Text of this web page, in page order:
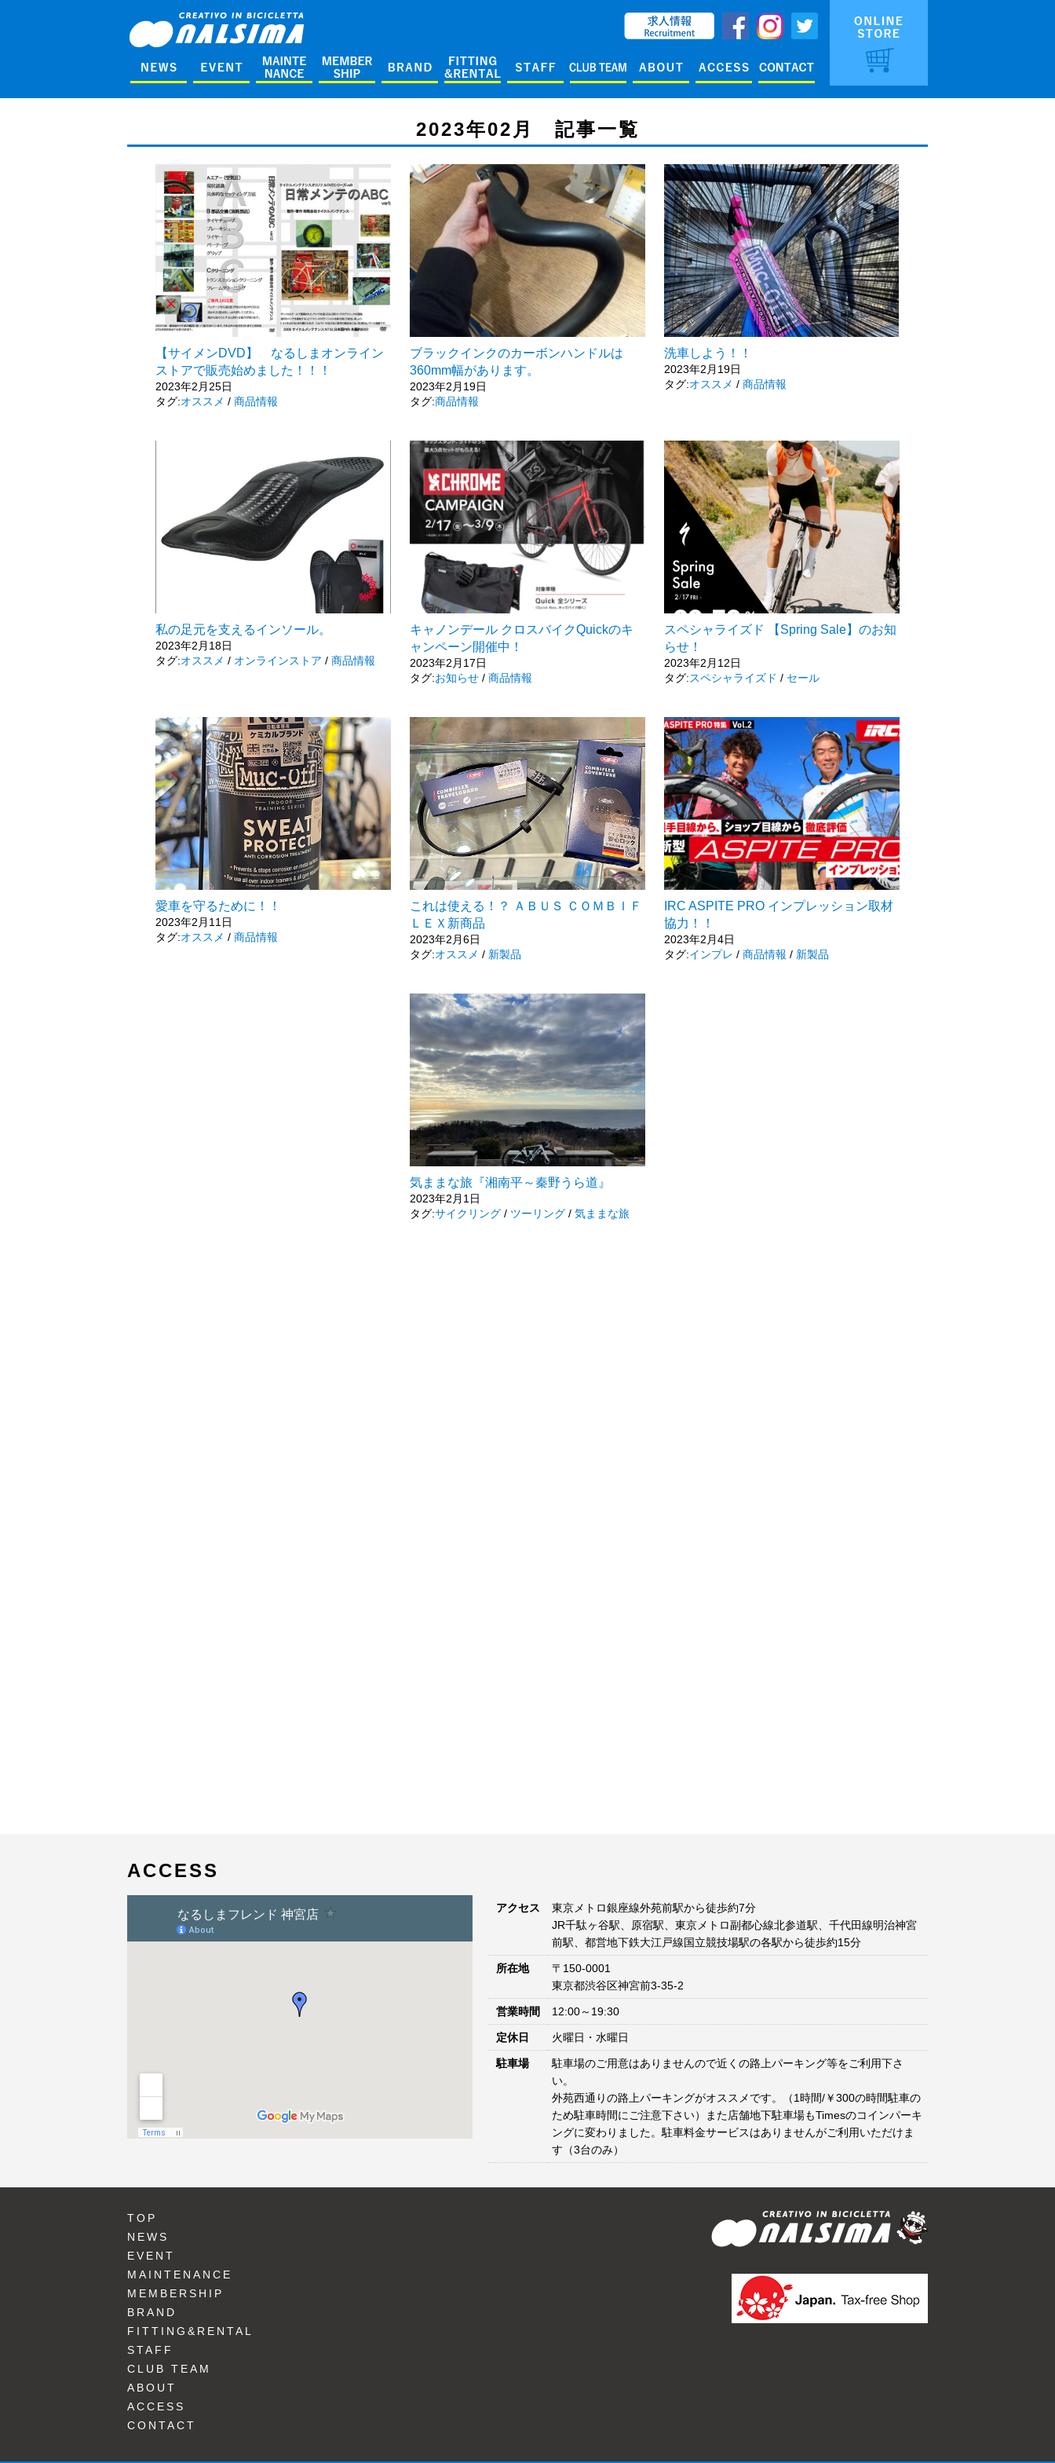
2023年02月 記事一覧
【サイメンDVD】 なるしまオンライン
ストアで販売始めました！！！
2023年2月25日
タグ:オススメ / 商品情報
ブラックインクのカーボンハンドルは
360mm幅があります。
2023年2月19日
タグ:商品情報
洗車しよう！！
2023年2月19日
タグ:オススメ / 商品情報
私の足元を支えるインソール。
2023年2月18日
タグ:オススメ / オンラインストア / 商品情報
キャノンデール クロスバイクQuickのキ
ャンペーン開催中！
2023年2月17日
タグ:お知らせ / 商品情報
スペシャライズド 【Spring Sale】のお知
らせ！
2023年2月12日
タグ:スペシャライズド / セール
愛車を守るために！！
2023年2月11日
タグ:オススメ / 商品情報
これは使える！？ ＡＢＵＳ ＣＯＭＢＩＦ
ＬＥＸ新商品
2023年2月6日
タグ:オススメ / 新製品
IRC ASPITE PRO インプレッション取材
協力！！
2023年2月4日
タグ:インプレ / 商品情報 / 新製品
気ままな旅『湘南平～秦野うら道』
2023年2月1日
タグ:サイクリング / ツーリング / 気ままな旅
ACCESS
アクセス
東京メトロ銀座線外苑前駅から徒歩約7分
JR千駄ヶ谷駅、原宿駅、東京メトロ副都心線北参道駅、千代田線明治神宮
前駅、都営地下鉄大江戸線国立競技場駅の各駅から徒歩約15分
所在地
〒150-0001
東京都渋谷区神宮前3-35-2
営業時間 12:00～19:30
定休日 火曜日・水曜日
駐車場
駐車場のご用意はありませんので近くの路上パーキング等をご利用下さ
い。
外苑西通りの路上パーキングがオススメです。（1時間/￥300の時間駐車の
ため駐車時間にご注意下さい）また店舗地下駐車場もTimesのコインパーキ
ングに変わりました。駐車料金サービスはありませんがご利用いただけま
す（3台のみ）
TOP
NEWS
EVENT
MAINTENANCE
MEMBERSHIP
BRAND
FITTING&RENTAL
STAFF
CLUB TEAM
ABOUT
ACCESS
CONTACT